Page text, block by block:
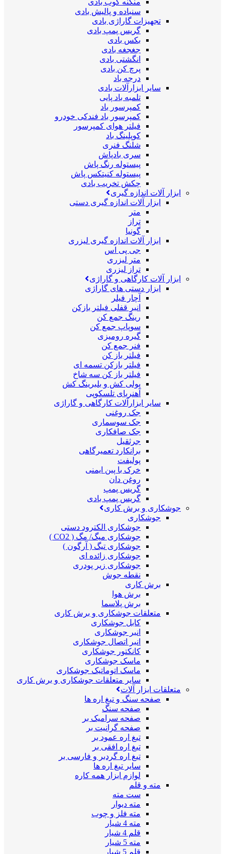
منگنه کوب بادی
سنباده و پالیش بادی
تجهیزات گاراژی بادی
گریس پمپ بادی
بکس بادی
جغجغه بادی
انگشتی بادی
پرچ کن بادی
درجه باد
سایر ابزارآلات بادی
تلمبه باد پایی
کمپرسور باد
کمپرسور باد فندکی خودرو
فیلتر هوای کمپرسور
کوپلینگ باد
شلنگ فنری
سری بادپاش
پیستوله رنگ پاش
پیستوله کنیتکس پاش
چکش تخریب بادی
ابزار آلات اندازه گیری
ابزار آلات اندازه گیری دستی
متر
تراز
گونیا
ابزار آلات اندازه گیری لیزری
جی پی اس
متر لیزری
تراز لیزری
ابزار آلات کارگاهی و گاراژی
ابزار دستی های گاراژی
آچار فیلر
انبر قفلی فیلتر بازکن
رینگ جمع کن
سوپاپ جمع کن
گیره رومیزی
فنر جمع کن
فیلتر باز کن
فیلتر بازکن تسمه ای
فیلتر باز کن سه شاخ
پولی کش و بلبرینگ کش
آهنربای تلسکوپی
سایر ابزارآلات کارگاهی و گاراژی
جک روغنی
جک سوسماری
جک صافکاری
جرثقیل
برانکارد تعمیرگاهی
پولیفت
خرک با پین ایمنی
روغن دان
گریس پمپ
گریس پمپ بادی
جوشکاری و برش کاری
جوشکاری
جوشکاری الکترود دستی
جوشکاری میگ/ مگ ( CO2 )
جوشکاری تیگ ( آرگون )
جوشکاری زائده ای
جوشکاری زیر پودری
نقطه جوش
برش کاری
برش هوا
برش پلاسما
متعلقات جوشکاری و برش کاری
کابل جوشکاری
انبر جوشکاری
انبر اتصال جوشکاری
کانکتور جوشکاری
ماسک جوشکاری
ماسک اتوماتیک جوشکاری
سایر متعلقات جوشکاری و برش کاری
متعلقات ابزار آلات
صفحه سنگ و تیغ اره ها
صفحه سنگ
صفحه سرامیک بر
صفحه گرانیت بر
تیغ اره عمود بر
تیغ اره افقی بر
تیغ اره گردبر و فارسی بر
سایر تیغ اره ها
لوازم ابزار همه کاره
مته و قلم
ست مته
مته دیوار
مته فلز و چوب
مته 4 شیار
قلم 4 شیار
مته 5 شیار
قلم 5 شیار